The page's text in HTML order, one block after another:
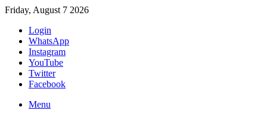
Friday, August 7 2026
Login
WhatsApp
Instagram
YouTube
Twitter
Facebook
Menu